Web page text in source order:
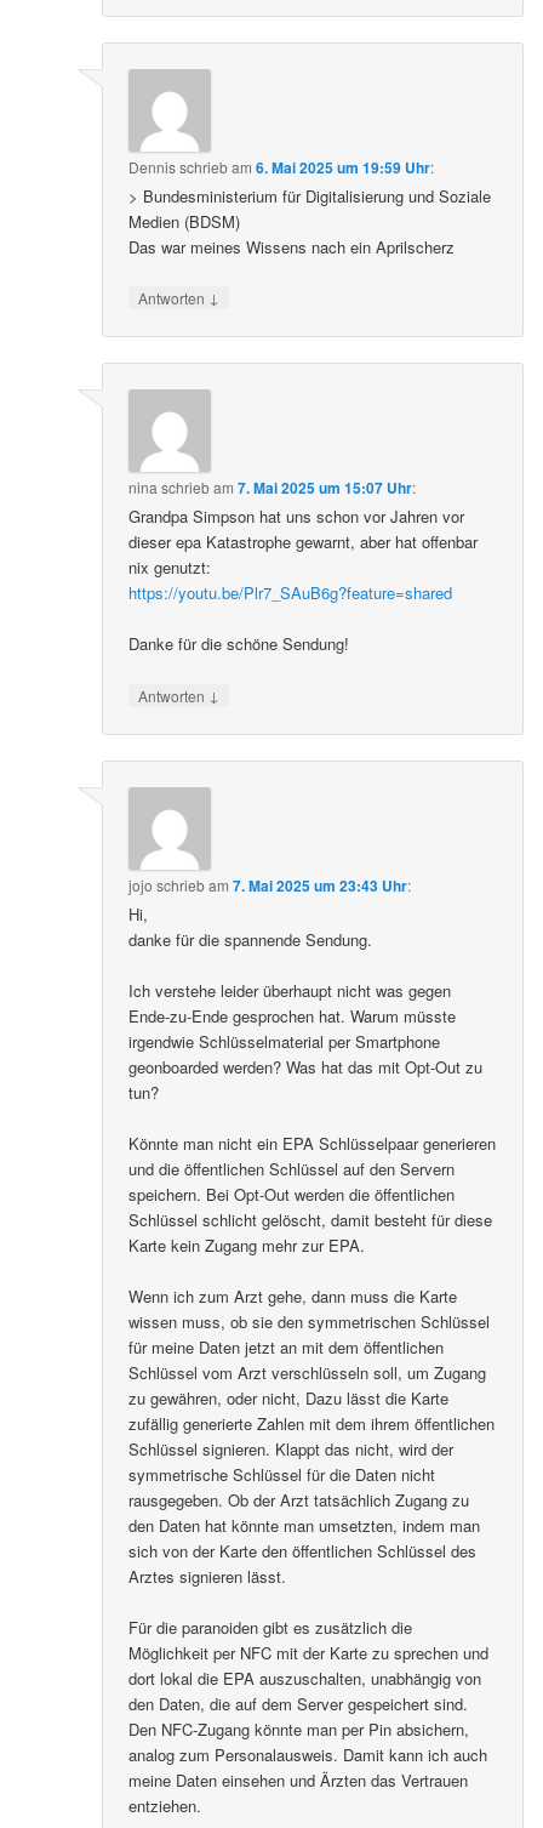
Dennisschriebam6. Mai 2025 um 19:59 Uhr:
> Bundesministerium für Digitalisierung und Soziale
Medien (BDSM)
Das war meines Wissens nach ein Aprilscherz
Antworten ↓
nina schriebam7. Mai 2025 um 15:07 Uhr:
Grandpa Simpson hat uns schon vor Jahren vor
dieser epa Katastrophe gewarnt, aber hat offenbar
nix genutzt:
https://youtu.be/Plr7_SAuB6g?feature=shared
Danke für die schöne Sendung!
Antworten ↓
jojo schriebam7. Mai 2025 um 23:43 Uhr:
Hi,
danke für die spannende Sendung.
Ich verstehe leider überhaupt nicht was gegen
Ende-zu-Ende gesprochen hat. Warum müsste
irgendwie Schlüsselmaterial per Smartphone
geonboarded werden? Was hat das mit Opt-Out zu
tun?
Könnte man nicht ein EPA Schlüsselpaar generieren
und die öffentlichen Schlüssel auf den Servern
speichern. Bei Opt-Out werden die öffentlichen
Schlüssel schlicht gelöscht, damit besteht für diese
Karte kein Zugang mehr zur EPA.
Wenn ich zum Arzt gehe, dann muss die Karte
wissen muss, ob sie den symmetrischen Schlüssel
für meine Daten jetzt an mit dem öffentlichen
Schlüssel vom Arzt verschlüsseln soll, um Zugang
zu gewähren, oder nicht, Dazu lässt die Karte
zufällig generierte Zahlen mit dem ihrem öffentlichen
Schlüssel signieren. Klappt das nicht, wird der
symmetrische Schlüssel für die Daten nicht
rausgegeben. Ob der Arzt tatsächlich Zugang zu
den Daten hat könnte man umsetzten, indem man
sich von der Karte den öffentlichen Schlüssel des
Arztes signieren lässt.
Für die paranoiden gibt es zusätzlich die
Möglichkeit per NFC mit der Karte zu sprechen und
dort lokal die EPA auszuschalten, unabhängig von
den Daten, die auf dem Server gespeichert sind.
Den NFC-Zugang könnte man per Pin absichern,
analog zum Personalausweis. Damit kann ich auch
meine Daten einsehen und Ärzten das Vertrauen
entziehen.